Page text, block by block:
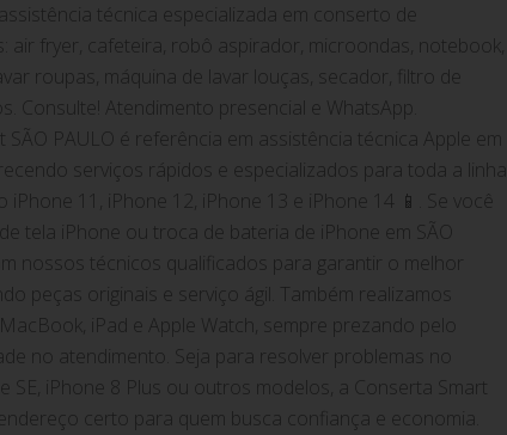
técnica especializada em conserto de
air fryer, cafeteira, robô aspirador, microondas, notebook,
roupas, máquina de lavar louças, secador, filtro de
Consulte! Atendimento presencial e WhatsApp.
SÃO PAULO é referência em assistência técnica Apple em
serviços rápidos e especializados para toda a linha
iPhone 11, iPhone 12, iPhone 13 e iPhone 14 📱. Se você
tela iPhone ou troca de bateria de iPhone em SÃO
nossos técnicos qualificados para garantir o melhor
peças originais e serviço ágil. Também realizamos
iPad e Apple Watch, sempre prezando pelo
no atendimento. Seja para resolver problemas no
SE, iPhone 8 Plus ou outros modelos, a Conserta Smart
endereço certo para quem busca confiança e economia.